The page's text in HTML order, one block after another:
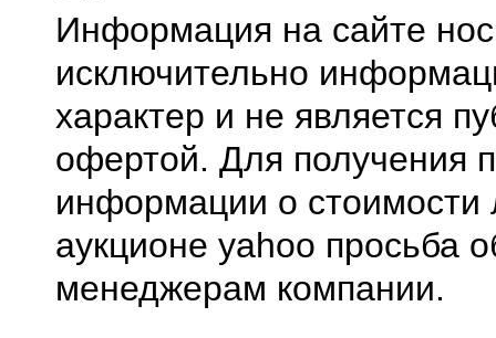
Информация на сайте
исключительно
характер и не является
офертой. Для получения
информации о стоимости
аукционе yahoo просьба
менеджерам компании.